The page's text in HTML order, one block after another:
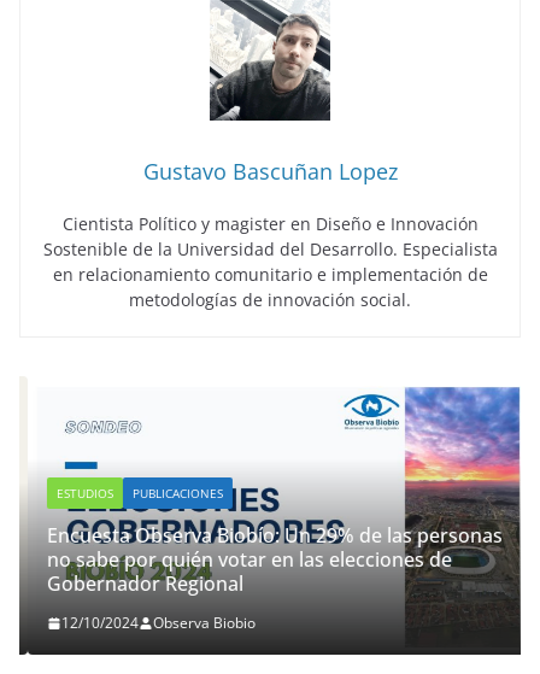
Gustavo Bascuñan Lopez
Cientista Político y magister en Diseño e Innovación
Sostenible de la Universidad del Desarrollo. Especialista
en relacionamiento comunitario e implementación de
metodologías de innovación social.
ESTUDIOS PUBLICACIONES
Encuesta Observa Biobío: Un 29% de las personas
no sabe por quién votar en las elecciones de
Gobernador Regional
12/10/2024 Observa Biobio